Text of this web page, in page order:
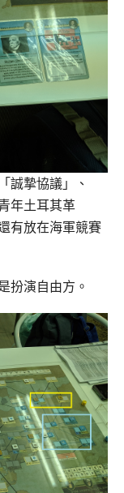
誠摯協議」、
年土耳其革
有放在海軍競賽
扮演自由方。